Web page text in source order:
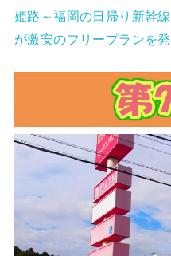
姫路～福岡の日帰り新幹
が激安のフリープランを